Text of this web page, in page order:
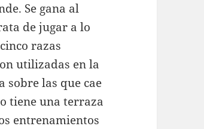
Se gana al
de jugar a lo
razas
utilizadas en la
sobre las que cae
tiene una terraza
entrenamientos